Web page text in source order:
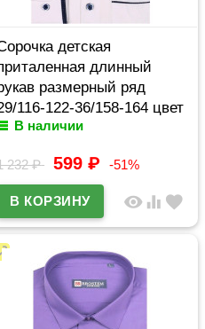
детская
длинный
размерный ряд
116-122-36/158-164 цвет
белый Brostem
В наличии
232₽ 599₽ -51%
visibility equalizer favorite